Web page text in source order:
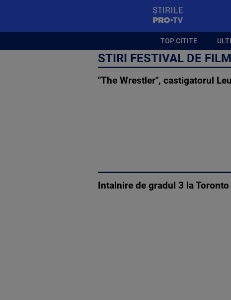
TOP CITITE
STIRI FESTIVAL DE FILM
"The Wrestler", castigatorul
Intalnire de gradul 3 la